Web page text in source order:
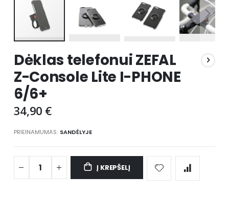
to
the
beginning
of
the
images
Dėklas telefonui ZEFAL
Z-Console Lite I-PHONE
6/6+
34,90 €
PRIEINAMUMAS: SANDĖLYJE
Į KREPŠELĮ